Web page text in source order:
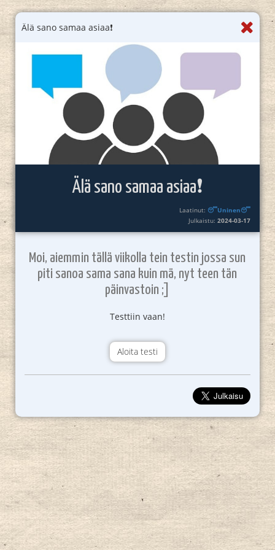
Älä sano samaa asiaa❗
Älä sano samaa asiaa❗
Laatinut: 😴Uninen😴
Julkaistu:2024-03-17
Moi, aiemmin tällä viikolla tein testin jossa sun
piti sanoa sama sana kuin mä, nyt teen tän
päinvastoin ;]
Testtiin vaan!
Aloita testi